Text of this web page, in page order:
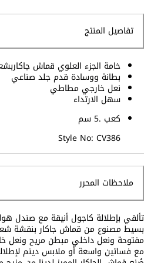
تفاصيل المنتج
خامة الجزء العلوي قماش
بطانة ووسادة قدم جلد صناعي
نعل خارجي مطاطي
سهل الارتداء
كعب .5 سم
Style No: CV386
ملاحظات المحرر
تألقي بإطلالة كاجول أنيقة مع صندل
بسيط مصنوع من قماش جاكار بنقشة شعار
مفتوحة ونعل داخلي مبطن مريح ونعل
مع فساتين واسعة أو ملابس دينم